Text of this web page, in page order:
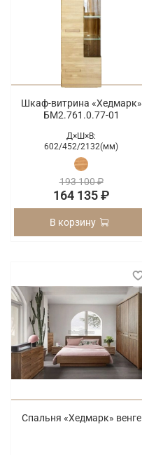
Шкаф-витрина «Хедмарк»
БМ2.761.0.77-01
Д×Ш×В:
602/452/2132(мм)
193 100 ₽
164 135 ₽
В корзину
Спальня «Хедмарк» венге